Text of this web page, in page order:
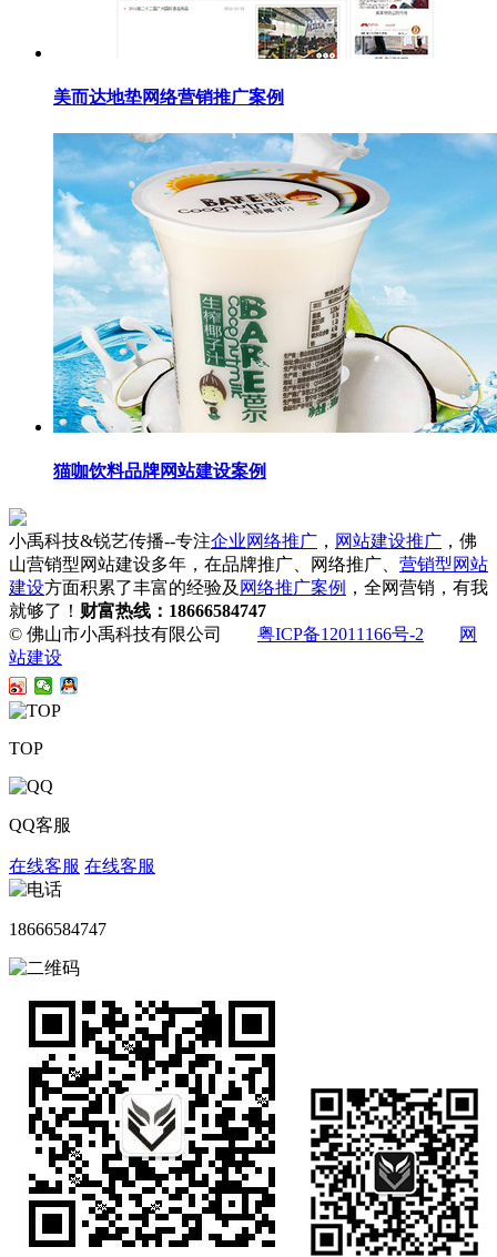
美而达地垫网络营销推广案例
猫咖饮料品牌网站建设案例
小禹科技&锐艺传播--专注企业网络推广 ， 网站建设推广 ，佛
山营销型网站建设多年，在品牌推广、网络推广、 营销型网站
建设方面积累了丰富的经验及 网络推广案例 ，全网营销，有我
就够了！ 财富热线：18666584747
© 佛山市小禹科技有限公司 粤ICP备12011166号-2
网
站建设
TOP
QQ客服
在线客服 在线客服
18666584747